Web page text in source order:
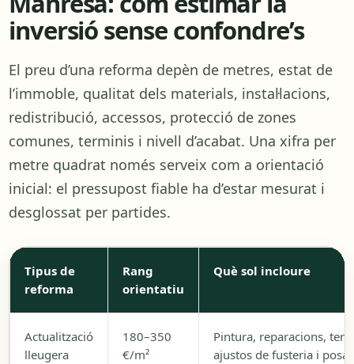
inversió sense confondre’s
El preu d’una reforma depèn de metres, estat de
l’immoble, qualitat dels materials, instal·lacions,
redistribució, accessos, protecció de zones
comunes, terminis i nivell d’acabat. Una xifra per
metre quadrat només serveix com a orientació
inicial: el pressupost fiable ha d’estar mesurat i
desglossat per partides.
Tipus de
reforma
Rang
orientatiu
Què sol incloure
Actualització
lleugera
180–350
€/m²
Pintura, reparacions,
ajustos de fusteria i